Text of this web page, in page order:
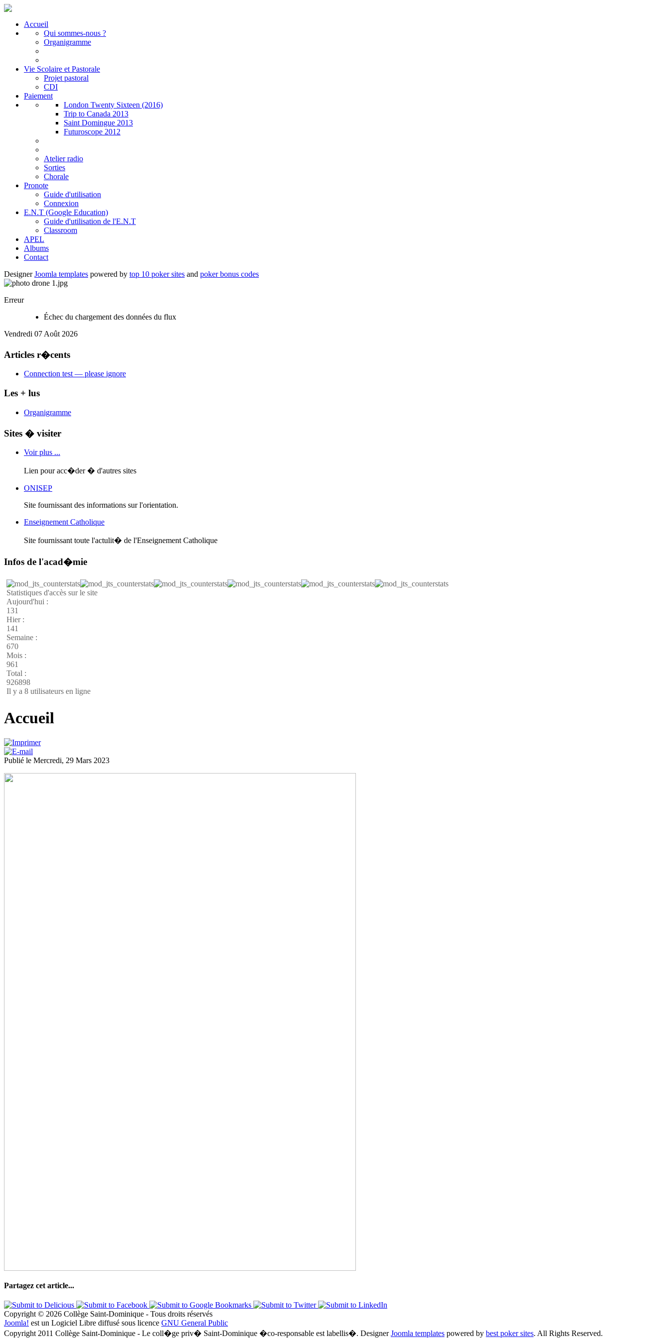
Accueil
Qui sommes-nous ?
Organigramme
Vie Scolaire et Pastorale
Projet pastoral
CDI
Paiement
London Twenty Sixteen (2016)
Trip to Canada 2013
Saint Domingue 2013
Futuroscope 2012
Atelier radio
Sorties
Chorale
Pronote
Guide d'utilisation
Connexion
E.N.T (Google Education)
Guide d'utilisation de l'E.N.T
Classroom
APEL
Albums
Contact
DesignerJoomla templates powered by top 10 poker sites and poker bonus codes
Erreur
Échec du chargement des données du flux
Vendredi 07 Août 2026
Articles r�cents
Connection test — please ignore
Les + lus
Organigramme
Sites � visiter
Voir plus ...
Lien pour acc�der � d'autres sites
ONISEP
Site fournissant des informations sur l'orientation.
Enseignement Catholique
Site fournissant toute l'actulit� de l'Enseignement Catholique
Infos de l'acad�mie
Statistiques d'accès sur le site
Aujourd'hui :
131
Hier :
141
Semaine :
670
Mois :
961
Total :
926898
Il y a 8 utilisateurs en ligne
Accueil
Publié le Mercredi, 29 Mars 2023
Partagez cet article...
Copyright © 2026 Collège Saint-Dominique - Tous droits réservés
Joomla! est un Logiciel Libre diffusé sous licence GNU General Public
Copyright 2011 Collège Saint-Dominique - Le coll�ge priv� Saint-Dominique �co-responsable est labellis�. DesignerJoomla templates powered by best poker sites. All Rights Reserved.